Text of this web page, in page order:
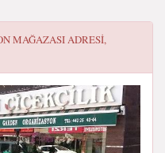
MAĞAZASIADRESI,